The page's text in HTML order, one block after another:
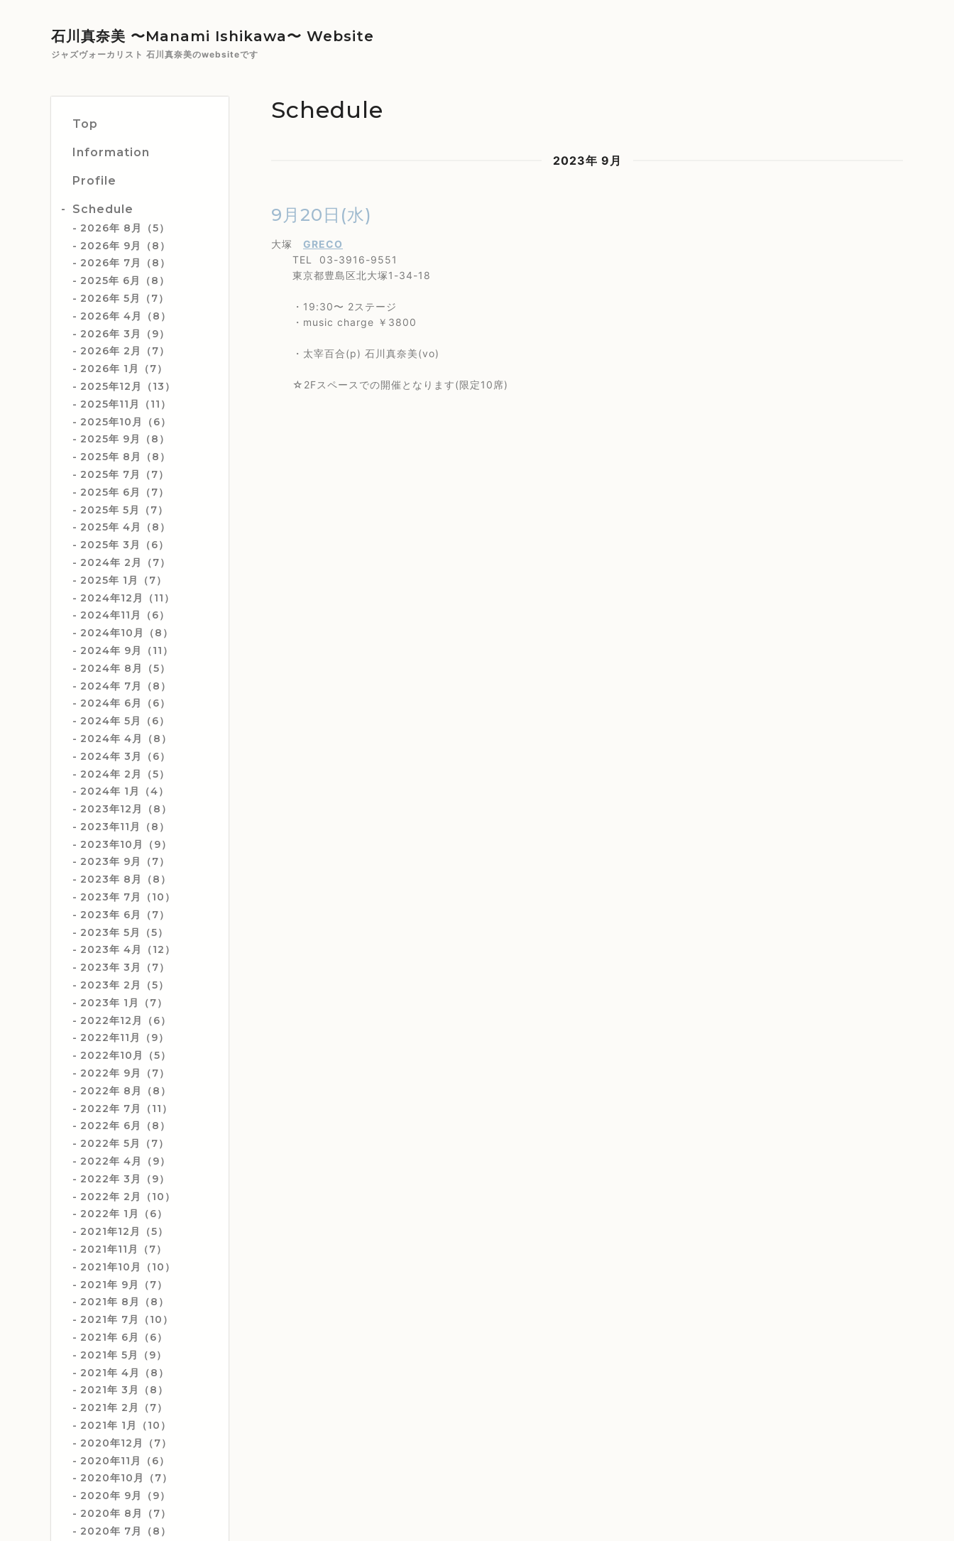
石川真奈美 〜Manami Ishikawa〜 Website
ジャズヴォーカリスト 石川真奈美のwebsiteです
Top
Information
Profile
Schedule
2026年 8月（5）
2026年 9月（8）
2026年 7月（8）
2025年 6月（8）
2026年 5月（7）
2026年 4月（8）
2026年 3月（9）
2026年 2月（7）
2026年 1月（7）
2025年12月（13）
2025年11月（11）
2025年10月（6）
2025年 9月（8）
2025年 8月（8）
2025年 7月（7）
2025年 6月（7）
2025年 5月（7）
2025年 4月（8）
2025年 3月（6）
2024年 2月（7）
2025年 1月（7）
2024年12月（11）
2024年11月（6）
2024年10月（8）
2024年 9月（11）
2024年 8月（5）
2024年 7月（8）
2024年 6月（6）
2024年 5月（6）
2024年 4月（8）
2024年 3月（6）
2024年 2月（5）
2024年 1月（4）
2023年12月（8）
2023年11月（8）
2023年10月（9）
2023年 9月（7）
2023年 8月（8）
2023年 7月（10）
2023年 6月（7）
2023年 5月（5）
2023年 4月（12）
2023年 3月（7）
2023年 2月（5）
2023年 1月（7）
2022年12月（6）
2022年11月（9）
2022年10月（5）
2022年 9月（7）
2022年 8月（8）
2022年 7月（11）
2022年 6月（8）
2022年 5月（7）
2022年 4月（9）
2022年 3月（9）
2022年 2月（10）
2022年 1月（6）
2021年12月（5）
2021年11月（7）
2021年10月（10）
2021年 9月（7）
2021年 8月（8）
2021年 7月（10）
2021年 6月（6）
2021年 5月（9）
2021年 4月（8）
2021年 3月（8）
2021年 2月（7）
2021年 1月（10）
2020年12月（7）
2020年11月（6）
2020年10月（7）
2020年 9月（9）
2020年 8月（7）
2020年 7月（8）
Schedule
2023年 9月
9月20日(水)
大塚 GRECO
TEL 03-3916-9551
東京都豊島区北大塚1-34-18
・19:30〜 2ステージ
・music charge ￥3800
・太宰百合(p) 石川真奈美(vo)
☆2Fスペースでの開催となります(限定10席)